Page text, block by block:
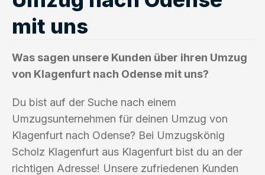
mit uns
Was sagen unsere Kunden über ihren Umzug
von Klagenfurt nach Odense mit uns?
Du bist auf der Suche nach einem
Umzugsunternehmen für deinen Umzug von
Klagenfurt nach Odense? Bei Umzugskönig
Scholz Klagenfurt aus Klagenfurt bist du an der
richtigen Adresse! Unsere zufriedenen Kunden